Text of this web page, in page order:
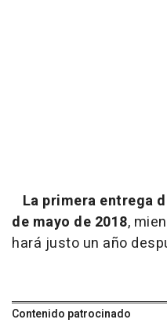
La primera entrega
de mayo de 2018,
hará justo un año
Contenido patrocinado